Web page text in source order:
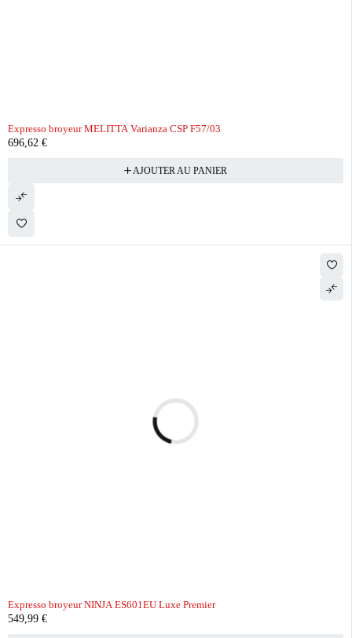
Expresso broyeur MELITTA Varianza CSP F57/03
696,62 €
AJOUTER AU PANIER
Expresso broyeur NINJA ES601EU Luxe Premier
549,99 €